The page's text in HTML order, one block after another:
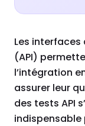
Les
(API)
l’intégration
assurer leur
des tests API
indispensable